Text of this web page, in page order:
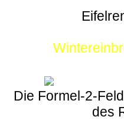
Die Formel-2-
des